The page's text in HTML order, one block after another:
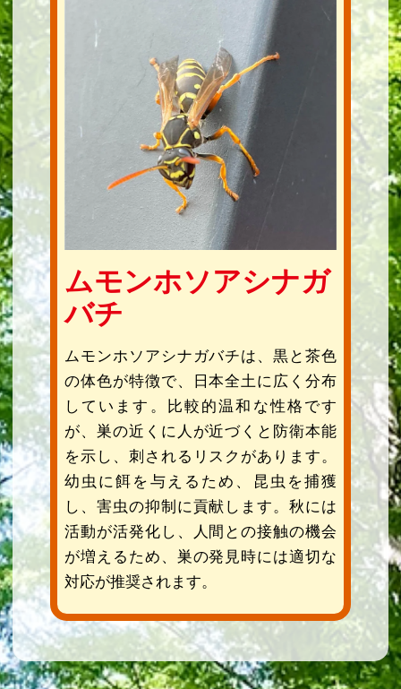
ムモンホソアシナガ
バチ
ムモンホソアシナガバチは、黒と茶色
の体色が特徴で、日本全土に広く分布
しています。比較的温和な性格です
が、巣の近くに人が近づくと防衛本能
を示し、刺されるリスクがあります。
幼虫に餌を与えるため、昆虫を捕獲
し、害虫の抑制に貢献します。秋には
活動が活発化し、人間との接触の機会
が増えるため、巣の発見時には適切な
対応が推奨されます。